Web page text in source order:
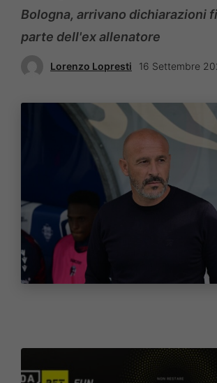
Bologna, arrivano dichiarazioni
parte dell'ex allenatore
Lorenzo Lopresti 16 Settembre